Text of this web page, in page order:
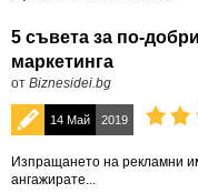
5 съвета за по-
маркетинга
от Biznesidei.bg
14 Май 2019
Изпращането на рекламни
ангажирате...